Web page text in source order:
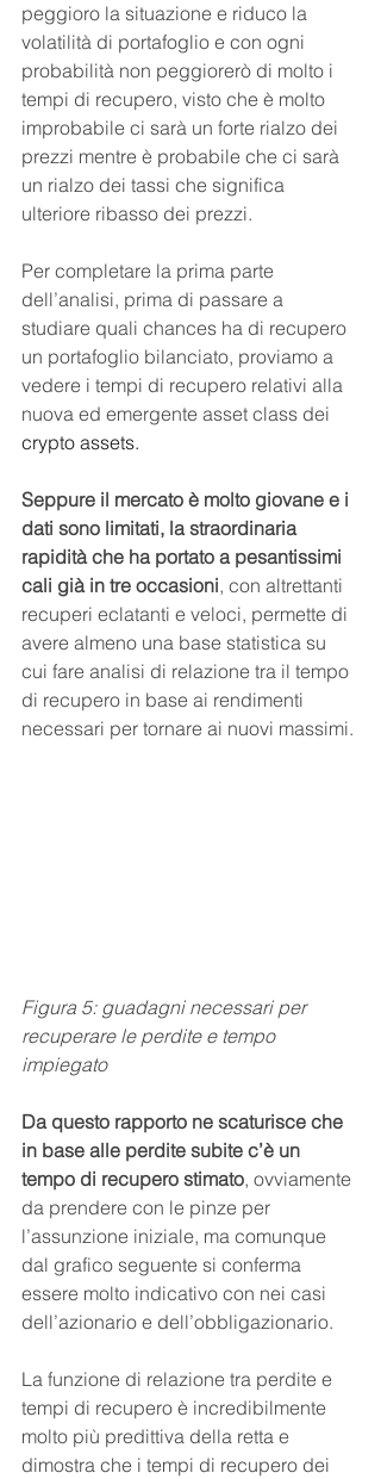
peggioro la situazione e riduco la
volatilità di portafoglio e con ogni
probabilità non peggiorerò di molto i
tempi di recupero, visto che è molto
improbabile ci sarà un forte rialzo dei
prezzi mentre è probabile che ci sarà
un rialzo dei tassi che significa
ulteriore ribasso dei prezzi.
Per completare la prima parte
dell’analisi, prima di passare a
studiare quali chances ha di recupero
un portafoglio bilanciato, proviamo a
vedere i tempi di recupero relativi alla
nuova ed emergente asset class dei
crypto assets.
Seppure il mercato è molto giovane e i
dati sono limitati, la straordinaria
rapidità che ha portato a pesantissimi
cali già in tre occasioni, con altrettanti
recuperi eclatanti e veloci, permette di
avere almeno una base statistica su
cui fare analisi di relazione tra il tempo
di recupero in base ai rendimenti
necessari per tornare ai nuovi massimi.
Figura 5: guadagni necessari per
recuperare le perdite e tempo
impiegato
Da questo rapporto ne scaturisce che
in base alle perdite subite c’è un
tempo di recupero stimato, ovviamente
da prendere con le pinze per
l’assunzione iniziale, ma comunque
dal grafico seguente si conferma
essere molto indicativo con nei casi
dell’azionario e dell’obbligazionario.
La funzione di relazione tra perdite e
tempi di recupero è incredibilmente
molto più predittiva della retta e
dimostra che i tempi di recupero dei